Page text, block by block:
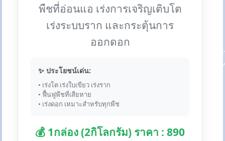
พืชที่อ่อนแอ เร่งการเจริญเติบโต
เร่งระบบราก และกระตุ้นการ
ออกดอก
✨ ประโยชน์เด่น:
• เร่งโต เร่งใบเขียว เร่งราก
• ฟื้นฟูพืชที่เสียหาย
• เร่งดอก เหมาะสำหรับทุกพืช
💰 1กล่อง (2กิโลกรัม) ราคา : 890